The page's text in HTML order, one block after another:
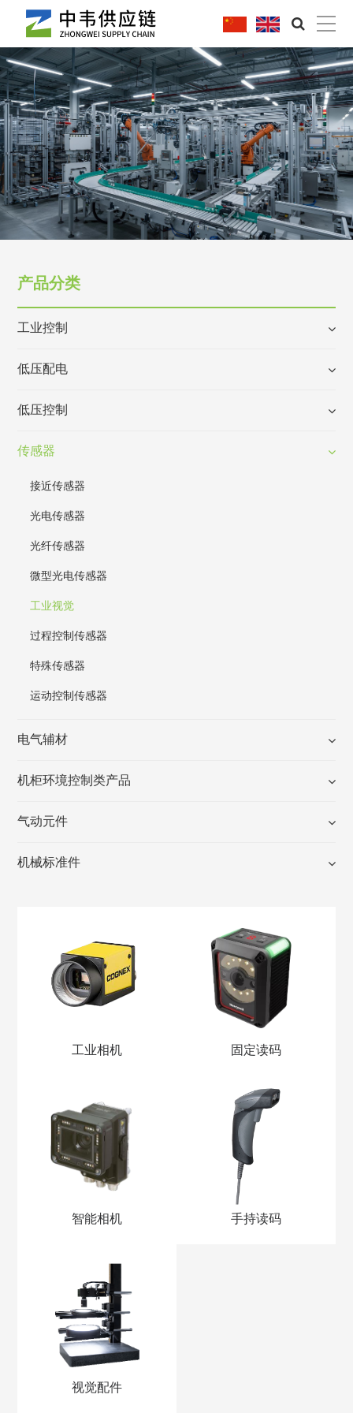
产品分类
工业控制
低压配电
低压控制
传感器
接近传感器
光电传感器
光纤传感器
微型光电传感器
工业视觉
过程控制传感器
特殊传感器
运动控制传感器
电气辅材
机柜环境控制类产品
气动元件
机械标准件
工业相机 固定读码
智能相机 手持读码
视觉配件